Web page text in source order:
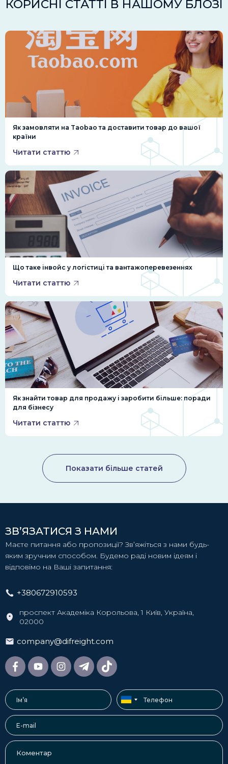
КОРИСНІ СТАТТІ В НАШОМУ БЛОЗІ
Як замовляти на Taobao та доставити товар до вашої
країни
Читати статтю
Що таке інвойс у логістиці та вантажоперевезеннях
Читати статтю
Як знайти товар для продажу і заробити більше: поради
для бізнесу
Читати статтю
Показати більше статей
ЗВ’ЯЗАТИСЯ З НАМИ
Маєте питання або пропозиції? Зв’яжіться з нами будь-
яким зручним способом. Будемо раді новим ідеям і
відповімо на Ваші запитання:
+380672910593
проспект Академіка Корольова, 1 Київ, Україна,
02000
company@difreight.com